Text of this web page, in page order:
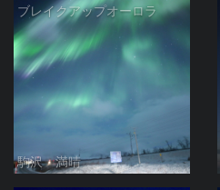
ブレイクアップオーロラ
駒沢 満晴